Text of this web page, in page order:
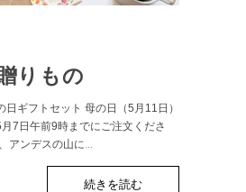
りもの
日ギフトセット 母の日（5月11日）
7日午前9時までにご注文くださ
アンデスの山に
続きを読む